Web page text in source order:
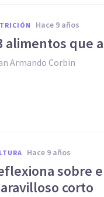
hace 9 años
alimentos que
Armando Corbin
hace 9 años
sobre
corto